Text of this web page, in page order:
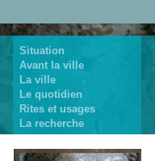
Situation
Avant la ville
La ville
Le quotidien
Rites et usages
La recherche